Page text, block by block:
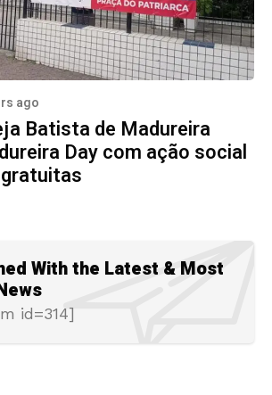
ago
Batista de Madureira
Day com ação social
With the Latest & Most
id=314]